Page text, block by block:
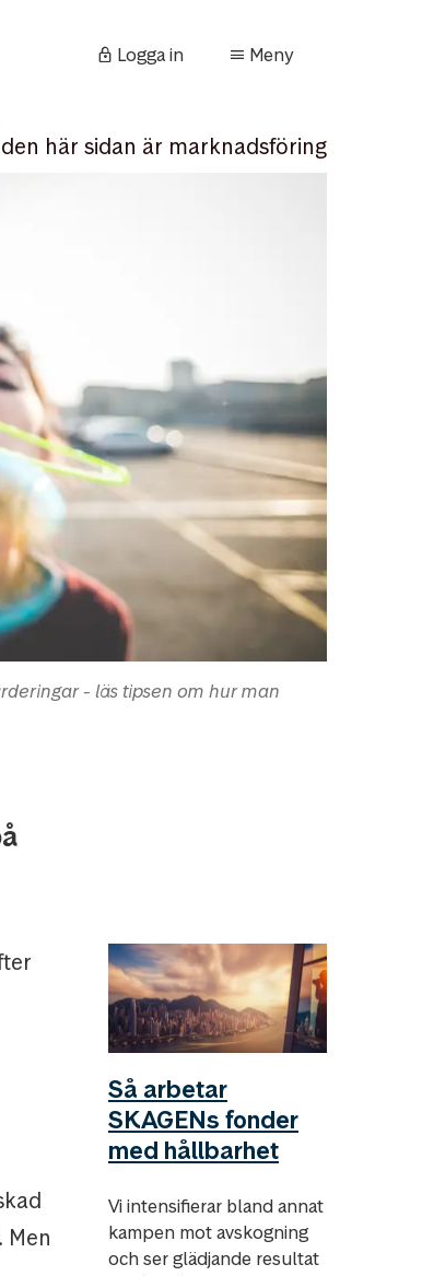
Logga in Meny
här sidan är marknadsföring
- läs tipsen om hur man
Så arbetar
SKAGENs fonder
med hållbarhet
Vi intensifierar bland annat
kampen mot avskogning
och ser glädjande resultat